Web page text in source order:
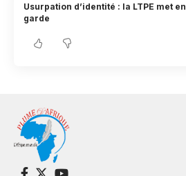
Usurpation d’identité : la LTPE met en
garde